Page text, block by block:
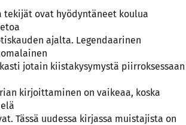
tekijät ovat hyödyntäneet koulua
ajalta. Legendaarinen
jotain kiistakysymystä piirroksessaan
kirjoittaminen on vaikeaa, koska
Tässä uudessa kirjassa muistajista on